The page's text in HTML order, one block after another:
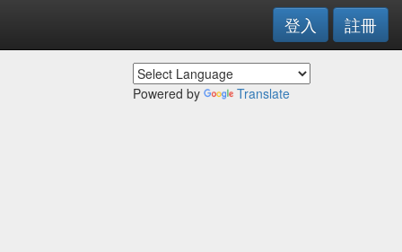
登入 註冊
Powered by Translate